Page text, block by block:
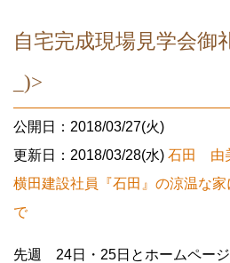
自宅完成現場見学会御
_)>
公開日：2018/03/27(火)
更新日：2018/03/28(水) 石田 由
横田建設社員『石田』の涼温な家
で
先週 24日・25日とホームペー